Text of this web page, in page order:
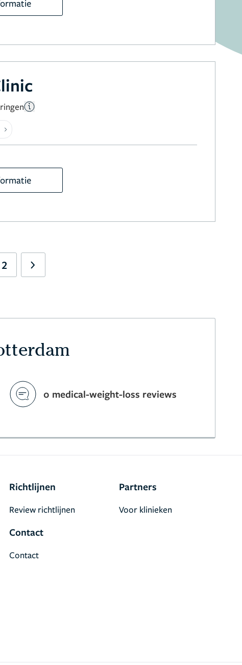
2 Next
0 medical-weight-loss reviews
Richtlijnen
Review richtlijnen
Contact
Contact
Partners
Voor klinieken